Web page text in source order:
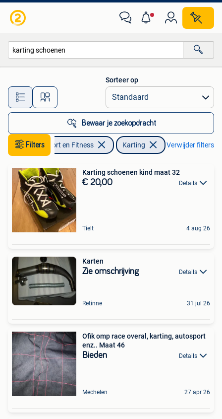
Alle afstanden…
Sorteer op
Bewaar je zoekopdracht
FiltersSport en Fitness Karting Verwijder filters
Karting schoenen kind maat 32
€ 20,00 Details
Tielt 4 aug 26
Karten
Zie omschrijving Details
Retinne 31 jul 26
Ofik omp race overal, karting, autosport
enz.. Maat 46
Bieden Details
Mechelen 27 apr 26